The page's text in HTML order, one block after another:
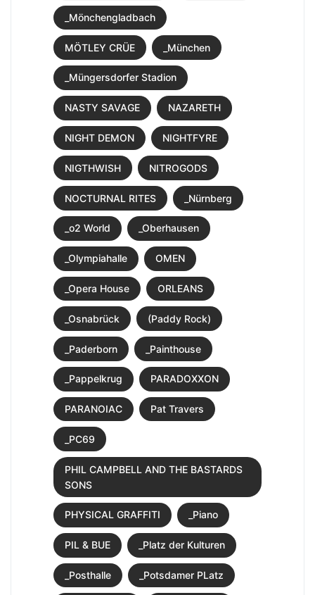
_Mönchengladbach
MÖTLEY CRÜE _München
_Müngersdorfer Stadion
NASTY SAVAGE NAZARETH
NIGHT DEMON NIGHTFYRE
NIGTHWISH NITROGODS
NOCTURNAL RITES _Nürnberg
_o2 World _Oberhausen
_Olympiahalle OMEN
_Opera House ORLEANS
_Osnabrück (Paddy Rock)
_Paderborn _Painthouse
_Pappelkrug PARADOXXON
PARANOIAC Pat Travers
_PC69
PHIL CAMPBELL AND THE BASTARDS
SONS
PHYSICAL GRAFFITI _Piano
PIL & BUE _Platz der Kulturen
_Posthalle _Potsdamer PLatz